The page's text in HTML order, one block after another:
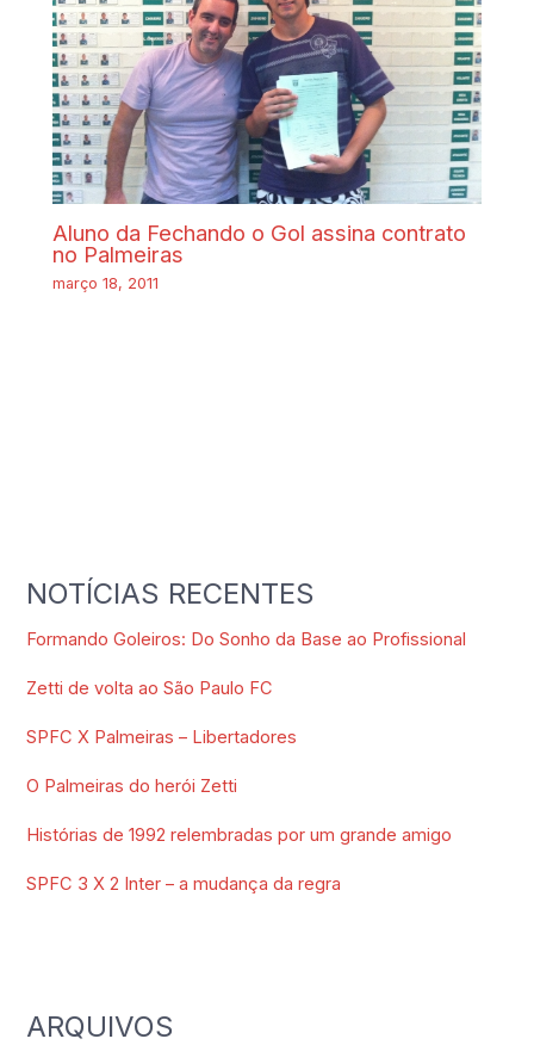
Aluno da Fechando o Gol assina contrato
no Palmeiras
março 18, 2011
NOTÍCIAS RECENTES
Formando Goleiros: Do Sonho da Base ao Profissional
Zetti de volta ao São Paulo FC
SPFC X Palmeiras – Libertadores
O Palmeiras do herói Zetti
Histórias de 1992 relembradas por um grande amigo
SPFC 3 X 2 Inter – a mudança da regra
ARQUIVOS